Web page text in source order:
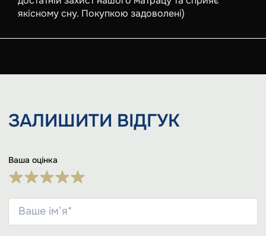
якісному сну. Покупкою задоволені)
ЗАЛИШИТИ ВІДГУК
Ваша оцінка